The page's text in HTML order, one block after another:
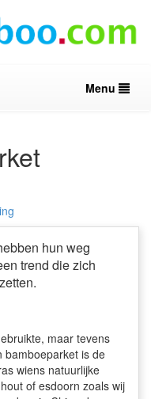
Menu
hun weg
trend die zich
maar tevens
bamboeparket is de
wiens natuurlijke
of esdoorn zoals wij